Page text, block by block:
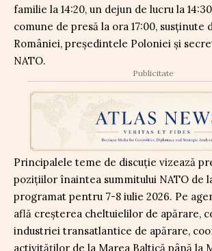
familie la 14:20, un dejun de lucru la
comune de presă la ora 17:00, susținute
României, președintele Poloniei și
NATO.
Publicitate
Principalele teme de discuție vizează
pozițiilor înaintea summitului NATO de
programat pentru 7-8 iulie 2026. Pe
află creșterea cheltuielilor de apărare,
industriei transatlantice de apărare,
activităților de la Marea Baltică până la